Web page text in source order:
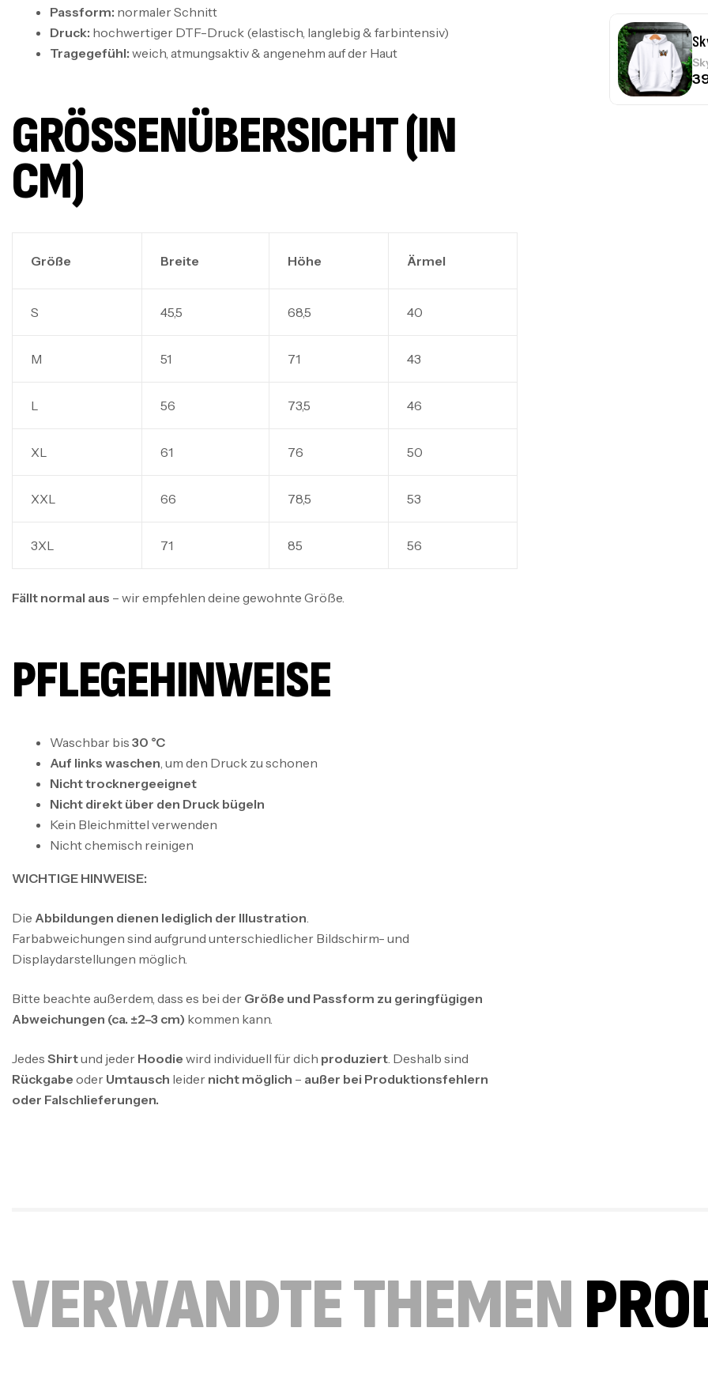
Passform: normaler Schnitt
Druck: hochwertiger DTF-Druck (elastisch, langlebig & farbintensiv)
Tragegefühl: weich, atmungsaktiv & angenehm auf der Haut
GRÖSSENÜBERSICHT (IN C
M)
Größe Breite Höhe Ärmel
S 45,5 68,5 40
M 51 71 43
L 56 73,5 46
XL 61 76 50
XXL 66 78,5 53
3XL 71 85 56
Fällt normal aus – wir empfehlen deine gewohnte Größe.
PFLEGEHINWEISE
Waschbar bis 30 °C
Auf links waschen , um den Druck zu schonen
Nicht trocknergeeignet
Nicht direkt über den Druck bügeln
Kein Bleichmittel verwenden
Nicht chemisch reinigen
WICHTIGE HINWEISE:
Die Abbildungen dienen lediglich der Illustration
Farbabweichungen sind aufgrund unterschiedlicher Bildschirm- und
Displaydarstellungen möglich.
Bitte beachte außerdem, dass es bei der Größe und Passform zu geringfügigen
Abweichungen (ca. ±2–3 cm) kommen kann.
Jedes Shirtund jeder Hoodie wird individuell für dich produziert . Deshalb sind
Rückgabe oder Umtausch leider nicht möglich – außer bei Produktionsfehlern
oder Falschlieferungen.
VERWANDTE THEMEN